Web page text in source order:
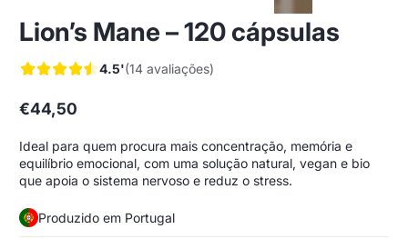
Lion’s Mane – 120 cápsulas
4.5'(14 avaliações)
Preço
regular
€44,50
Ideal para quem procura mais concentração, memória e
equilíbrio emocional, com uma solução natural, vegan e bio
que apoia o sistema nervoso e reduz o stress.
Produzido em Portugal